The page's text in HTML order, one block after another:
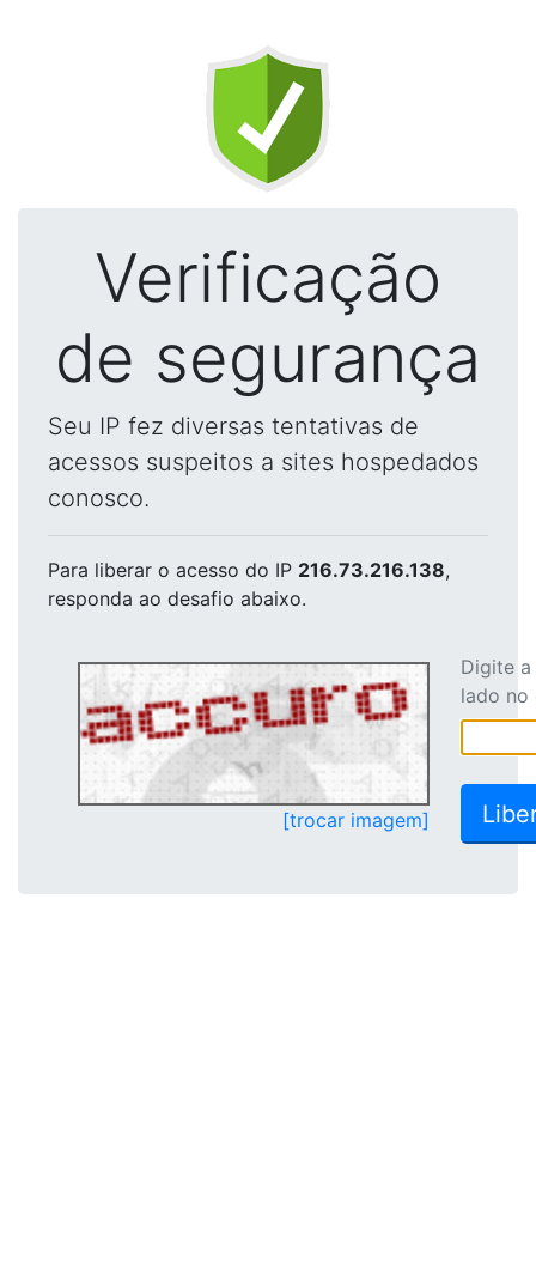
Verificação
de segurança
Seu IP fez diversas tentativas de
acessos suspeitos a sites hospedados
conosco.
Para liberar o acesso do IP 216.73.216.138,
responda ao desafio abaixo.
[trocar imagem]
Digite
lado no